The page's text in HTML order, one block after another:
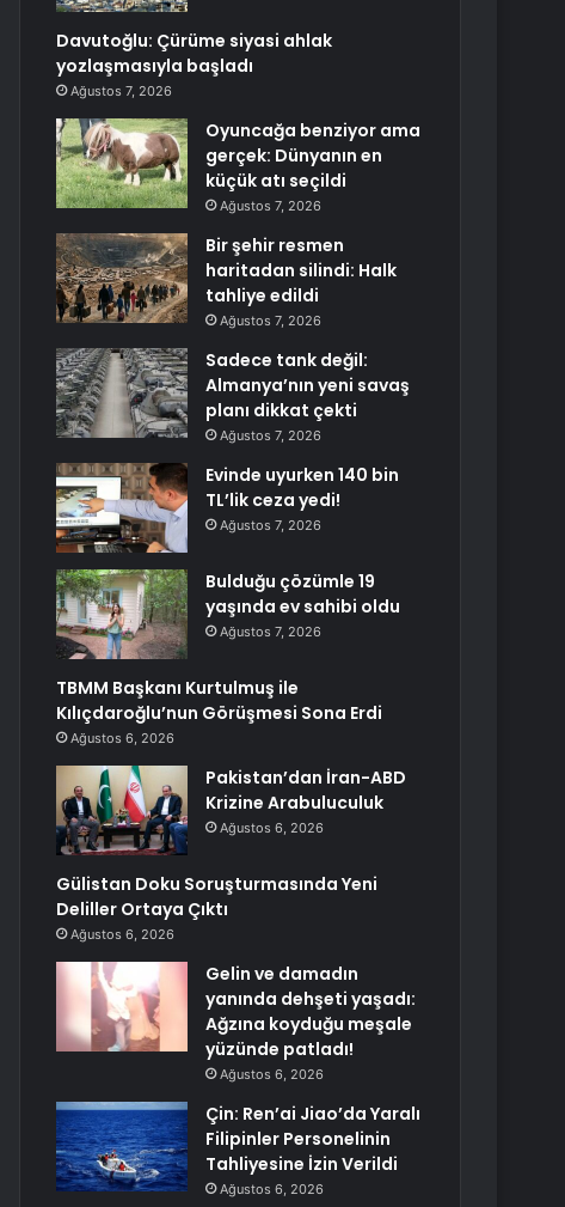
Davutoğlu: Çürüme siyasi ahlak
yozlaşmasıyla başladı
Ağustos 7, 2026
Oyuncağa benziyor ama
gerçek: Dünyanın en
küçük atı seçildi
Ağustos 7, 2026
Bir şehir resmen
haritadan silindi: Halk
tahliye edildi
Ağustos 7, 2026
Sadece tank değil:
Almanya’nın yeni savaş
planı dikkat çekti
Ağustos 7, 2026
Evinde uyurken 140 bin
TL’lik ceza yedi!
Ağustos 7, 2026
Bulduğu çözümle 19
yaşında ev sahibi oldu
Ağustos 7, 2026
TBMM Başkanı Kurtulmuş ile
Kılıçdaroğlu’nun Görüşmesi Sona Erdi
Ağustos 6, 2026
Pakistan’dan İran-ABD
Krizine Arabuluculuk
Ağustos 6, 2026
Gülistan Doku Soruşturmasında Yeni
Deliller Ortaya Çıktı
Ağustos 6, 2026
Gelin ve damadın
yanında dehşeti yaşadı:
Ağzına koyduğu meşale
yüzünde patladı!
Ağustos 6, 2026
Çin: Ren’ai Jiao’da Yaralı
Filipinler Personelinin
Tahliyesine İzin Verildi
Ağustos 6, 2026